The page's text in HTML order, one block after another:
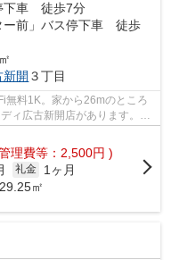
下車 徒歩7分
ー前」バス停下車 徒歩
新開 ３丁目
無料1K。家から26mのところ
ィ広古新開店があります。温
理費等：2,500円 )
礼金
1ヶ月
㎡